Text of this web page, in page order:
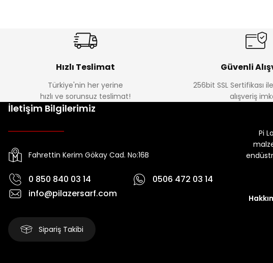
Hızlı Teslimat
Türkiye'nin her yerine
hızlı ve sorunsuz teslimat!
Güvenli
256bit SSL Sertifikası
alışveriş
İletişim Bilgilerimiz
Fahrettin Kerim Gökay Cad. No:16B
0 850 840 03 14
0506 472 03 14
info@pilazersarf.com
Sipariş Takibi
Pi